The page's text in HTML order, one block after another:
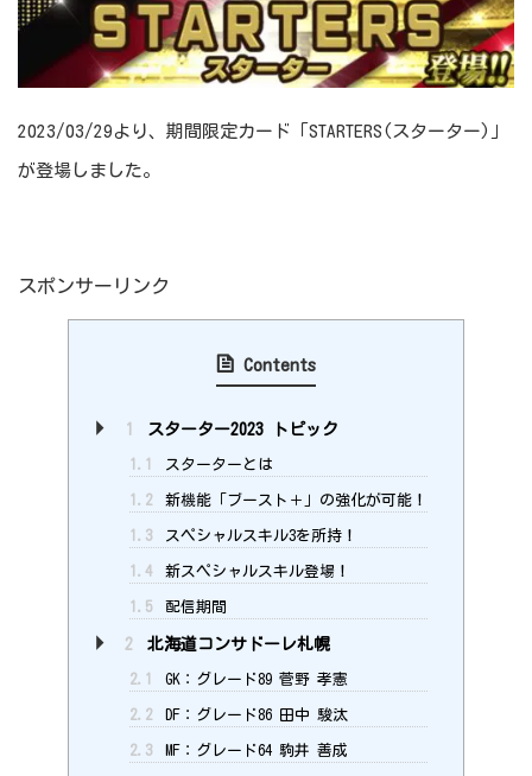
2023/03/29より、期間限定カード「STARTERS(スターター)」
が登場しました。
スポンサーリンク
Contents
1 スターター2023 トピック
1.1 スターターとは
1.2 新機能「ブースト＋」の強化が可能！
1.3 スペシャルスキル3を所持！
1.4 新スペシャルスキル登場！
1.5 配信期間
2 北海道コンサドーレ札幌
2.1 GK：グレード89 菅野 孝憲
2.2 DF：グレード86 田中 駿汰
2.3 MF：グレード64 駒井 善成